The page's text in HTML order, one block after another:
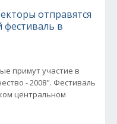
отправятся
в
примут участие в
- 2008". Фестиваль
центральном